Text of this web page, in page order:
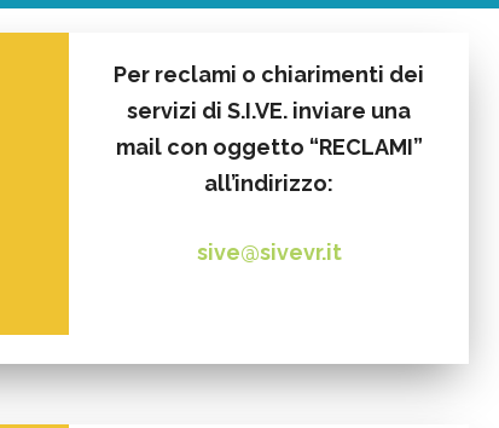
Per reclami o chiarimenti dei
servizi di S.I.VE. inviare una
mail con oggetto “RECLAMI”
all’indirizzo:
sive@sivevr.it